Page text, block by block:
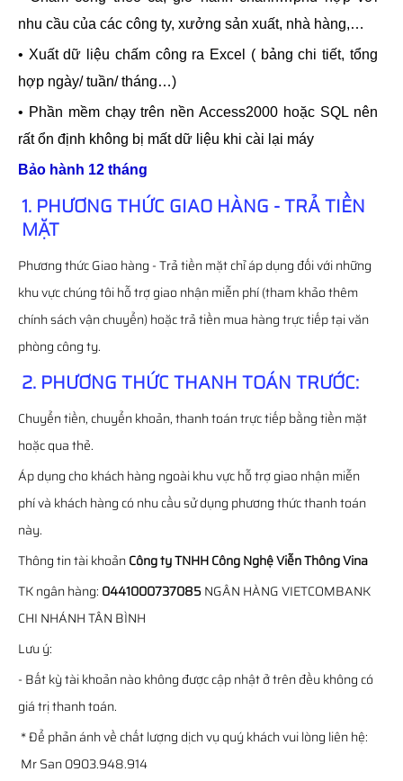
nhu cầu của các công ty, xưởng sản xuất, nhà hàng,…
• Xuất dữ liệu chấm công ra Excel ( bảng chi tiết, tổng
hợp ngày/ tuần/ tháng…)
• Phần mềm chạy trên nền Access2000 hoặc SQL nên
rất ổn định không bị mất dữ liệu khi cài lại máy
Bảo hành 12 tháng
1. PHƯƠNG THỨC GIAO HÀNG - TRẢ TIỀN
MẶT
Phương thức Giao hàng - Trả tiền mặt chỉ áp dụng đối với những
khu vực chúng tôi hỗ trợ giao nhận miễn phí (tham khảo thêm
chính sách vận chuyển) hoặc trả tiền mua hàng trực tiếp tại văn
phòng công ty.
2. PHƯƠNG THỨC THANH TOÁN TRƯỚC:
Chuyển tiền, chuyển khoản, thanh toán trực tiếp bằng tiền mặt
hoặc qua thẻ.
Áp dụng cho khách hàng ngoài khu vực hỗ trợ giao nhận miễn
phí và khách hàng có nhu cầu sử dụng phương thức thanh toán
này.
Thông tin tài khoảnCông ty TNHH Công Nghệ Viễn Thông Vina
TK ngân hàng: 0441000737085NGÂN HÀNG VIETCOMBANK
CHI NHÁNH TÂN BÌNH
Lưu ý:
- Bất kỳ tài khoản nào không được cập nhật ở trên đều không có
giá trị thanh toán.
* Để phản ánh về chất lượng dịch vụ quý khách vui lòng liên hệ:
Mr San 0903.948.914